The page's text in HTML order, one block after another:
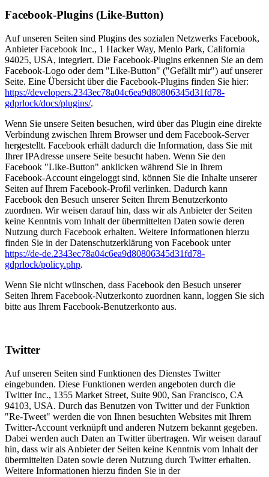
Facebook-Plugins (Like-Button)
Auf unseren Seiten sind Plugins des sozialen Netzwerks Facebook,
Anbieter Facebook Inc., 1 Hacker Way, Menlo Park, California
94025, USA, integriert. Die Facebook-Plugins erkennen Sie an dem
Facebook-Logo oder dem "Like-Button" ("Gefällt mir") auf unserer
Seite. Eine Übersicht über die Facebook-Plugins finden Sie hier:
https://developers.2343ec78a04c6ea9d80806345d31fd78-
gdprlock/docs/plugins/.
Wenn Sie unsere Seiten besuchen, wird über das Plugin eine direkte
Verbindung zwischen Ihrem Browser und dem Facebook-Server
hergestellt. Facebook erhält dadurch die Information, dass Sie mit
Ihrer IPAdresse unsere Seite besucht haben. Wenn Sie den
Facebook "Like-Button" anklicken während Sie in Ihrem
Facebook-Account eingeloggt sind, können Sie die Inhalte unserer
Seiten auf Ihrem Facebook-Profil verlinken. Dadurch kann
Facebook den Besuch unserer Seiten Ihrem Benutzerkonto
zuordnen. Wir weisen darauf hin, dass wir als Anbieter der Seiten
keine Kenntnis vom Inhalt der übermittelten Daten sowie deren
Nutzung durch Facebook erhalten. Weitere Informationen hierzu
finden Sie in der Datenschutzerklärung von Facebook unter
https://de-de.2343ec78a04c6ea9d80806345d31fd78-
gdprlock/policy.php.
Wenn Sie nicht wünschen, dass Facebook den Besuch unserer
Seiten Ihrem Facebook-Nutzerkonto zuordnen kann, loggen Sie sich
bitte aus Ihrem Facebook-Benutzerkonto aus.
Twitter
Auf unseren Seiten sind Funktionen des Dienstes Twitter
eingebunden. Diese Funktionen werden angeboten durch die
Twitter Inc., 1355 Market Street, Suite 900, San Francisco, CA
94103, USA. Durch das Benutzen von Twitter und der Funktion
"Re-Tweet" werden die von Ihnen besuchten Websites mit Ihrem
Twitter-Account verknüpft und anderen Nutzern bekannt gegeben.
Dabei werden auch Daten an Twitter übertragen. Wir weisen darauf
hin, dass wir als Anbieter der Seiten keine Kenntnis vom Inhalt der
übermittelten Daten sowie deren Nutzung durch Twitter erhalten.
Weitere Informationen hierzu finden Sie in der